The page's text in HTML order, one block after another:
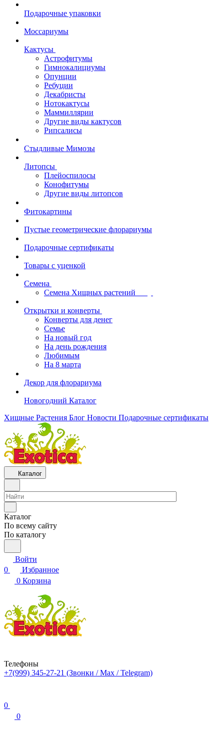
Подарочные упаковки
Моссариумы
Кактусы
Астрофитумы
Гимнокалициумы
Опунции
Ребуции
Декабристы
Нотокактусы
Маммиллярии
Другие виды кактусов
Рипсалисы
Стыдливые Мимозы
Литопсы
Плейоспилосы
Конофитумы
Другие виды литопсов
Фитокартины
Пустые геометрические флорариумы
Подарочные сертификаты
Товары с уценкой
Семена
Семена Хищных растений
Открытки и конверты
Конверты для денег
Семье
На новый год
На день рождения
Любимым
На 8 марта
Декор для флорариума
Новогодний Каталог
Хищные Растения Блог Новости Подарочные сертификаты
Каталог
Каталог
По всему сайту
По каталогу
Войти
0
Избранное
0 Корзина
Телефоны
+7(999) 345-27-21 (Звонки / Max / Telegram)
0
0